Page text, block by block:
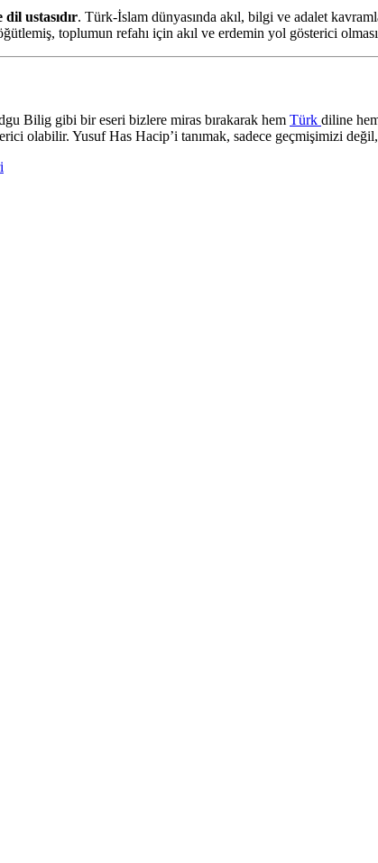
ustasıdır. Türk-İslam dünyasında akıl, bilgi ve adalet
toplumun refahı için akıl ve erdemin yol gösterici
Bilig gibi bir eseri bizlere miras bırakarak hem Türk diline
olabilir. Yusuf Has Hacip’i tanımak, sadece geçmişimizi